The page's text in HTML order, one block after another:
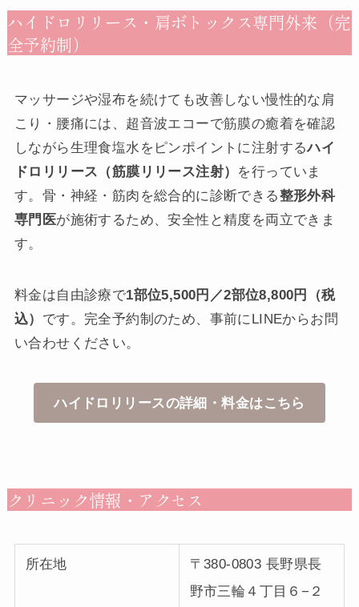
ハイドロリリース・肩ボトックス専門外来（完
全予約制）
マッサージや湿布を続けても改善しない慢性的な肩
こり・腰痛には、超音波エコーで筋膜の癒着を確認
しながら生理食塩水をピンポイントに注射するハイ
ドロリリース（筋膜リリース注射） を行っていま
す。骨・神経・筋肉を総合的に診断できる整形外科
専門医が施術するため、安全性と精度を両立できま
す。
料金は自由診療で1部位5,500円／2部位8,800円（税
込） です。完全予約制のため、事前にLINEからお問
い合わせください。
ハイドロリリースの詳細・料金はこちら
クリニック情報・アクセス
所在地
〒380-0803 長野県長
野市三輪４丁目６−２